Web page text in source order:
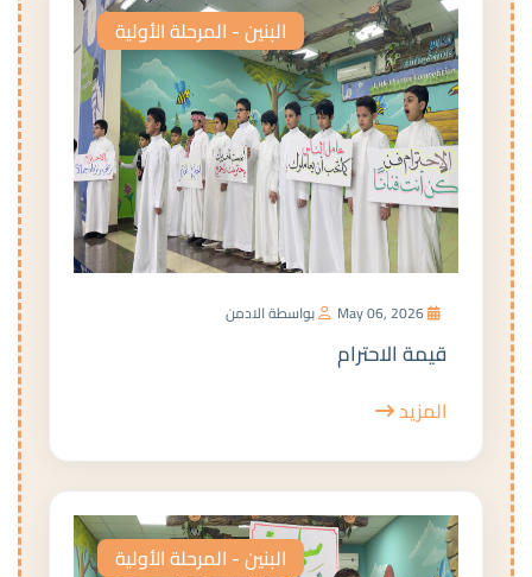
البنين - المرحلة الأولية
بواسطة الادمن
قيمة الاحترام
المزيد
البنين - المرحلة الأولية